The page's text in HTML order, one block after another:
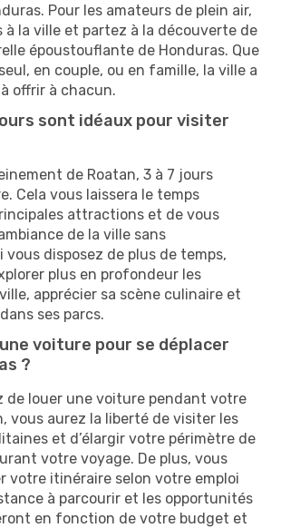
Pour les amateurs de plein air,
à la ville et partez à la découverte de
époustouflante de Honduras. Que
en couple, ou en famille, la ville a
offrir à chacun.
sont idéaux pour visiter
de Roatan, 3 à 7 jours
Cela vous laissera le temps
attractions et de vous
de la ville sans
vous disposez de plus de temps,
plus en profondeur les
apprécier sa scène culinaire et
ses parcs.
voiture pour se déplacer
?
de louer une voiture pendant votre
vous aurez la liberté de visiter les
et d’élargir votre périmètre de
votre voyage. De plus, vous
votre itinéraire selon votre emploi
à parcourir et les opportunités
en fonction de votre budget et